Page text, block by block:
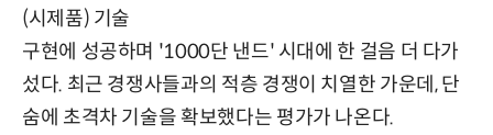
(시제품) 기술
구현에 성공하며 '1000단 낸드' 시대에 한 걸음 더 다가
섰다. 최근 경쟁사들과의 적층 경쟁이 치열한 가운데, 단
숨에 초격차 기술을 확보했다는 평가가 나온다.